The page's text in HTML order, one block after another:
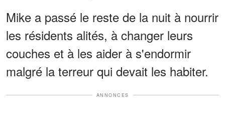
Mike a passé le reste de la nuit à nourrir
les résidents alités, à changer leurs
couches et à les aider à s'endormir
malgré la terreur qui devait les habiter.
ANNONCES